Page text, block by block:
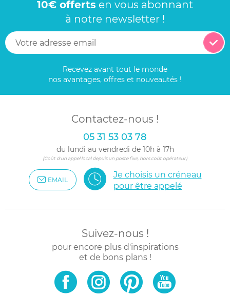
10€ offerts en vous abonnant
à notre newsletter !
Recevez avant tout le monde
nos avantages, offres et nouveautés !
Contactez-nous !
05 31 53 03 78
du lundi au vendredi de 10h à 17h
(Coût d'un appel local depuis un poste fixe, hors coût opérateur)
EMAIL
Je choisis un créneau
pour être appelé
Suivez-nous !
pour encore plus d'inspirations
et de bons plans !